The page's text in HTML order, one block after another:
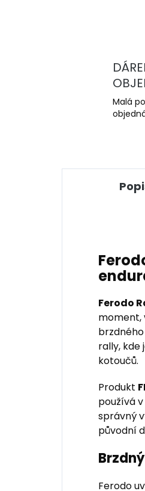
Malá
Ferodo
moment,
rally, kde
kotoučů.
Produkt
používá
správný
původní
Ferodo